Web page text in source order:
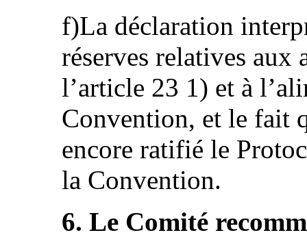
f)La déclaration
réserves relatives aux
l’article 23 1) et à
Convention, et le fait
encore ratifié le
la Convention.
6. Le Comité